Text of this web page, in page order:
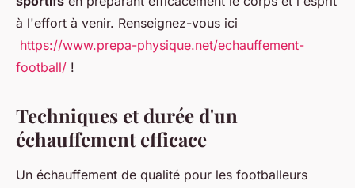
à l'effort à venir. Renseignez-vous ici
https://www.prepa-physique.net/echauffement-
football/ !
Techniques et durée d'un
échauffement efficace
Un échauffement de qualité pour les footballeurs